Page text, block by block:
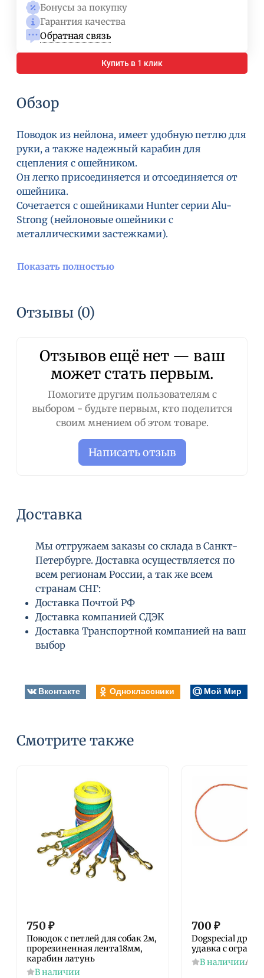
Бонусы за покупку
Гарантия качества
Обратная связь
Купить в 1 клик
Обзор
Поводок из нейлона, имеет удобную петлю для
руки, а также надежный карабин для
сцепления с ошейником.
Он легко присоединяется и отсоединяется от
ошейника.
Сочетается с ошейниками Hunter серии Alu-
Strong (нейлоновые ошейники с
металлическими застежками).
Показать полностью
Отзывы (0)
Отзывов ещё нет — ваш
может стать первым.
Помогите другим пользователям с
выбором - будьте первым, кто поделится
своим мнением об этом товаре.
Написать отзыв
Доставка
Мы отгружаем заказы со склада в Санкт-
Петербурге. Доставка осуществляется по
всем регионам России, а так же всем
странам СНГ:
Доставка Почтой РФ
Доставка компанией СДЭК
Доставка Транспортной компанией на ваш
выбор
Вконтакте Одноклассники Мой Мир
Смотрите также
750 ₽
Поводок с петлей для собак 2м,
прорезиненная лента18мм,
карабин латунь
В наличии
700 ₽
Dogspecial
удавка с
В наличии